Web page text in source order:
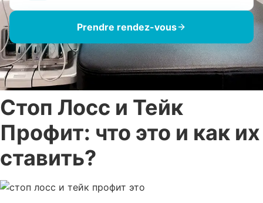
Prendre rendez-vous
Стоп Лосс и Тейк
Профит: что это и как их
ставить?